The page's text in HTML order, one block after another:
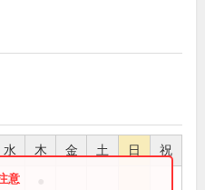
水 木 金 土 日 祝
●